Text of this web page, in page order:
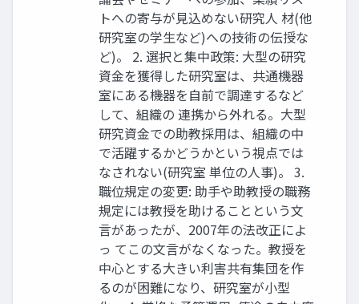
トへの寄与が⾒込めない研究⼈ 材(他
研究室の学⽣など)への技術の伝授な
ど)。 2. 選択と集中政策: ⼤型の研究
資⾦を獲得した研究室は、共通機器
室にある機器を⾃前で調達するなど
して、組織の 連携から外れる。⼤型
研究資⾦での助教採⽤は、組織の中
で活躍するかどうかという視点では
なされない(研究室 単位の⼈事)。 3.
職位規定の変更: 助⼿や助教授の職務
規定には教授を助けることという⽂
⾔があったが、2007年の法改正によ
っ てこの⽂⾔がなくなった。教授を
中⼼とする⼤きい利害共有集団を作
るのが困難になり、研究室が⼩型